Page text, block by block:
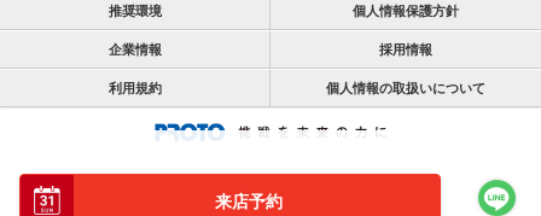
来店予約
推奨環境 個人情報保護方針
企業情報 採用情報
利用規約 個人情報の取扱いについて